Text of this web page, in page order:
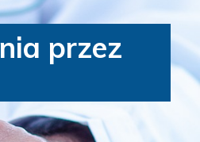
przez